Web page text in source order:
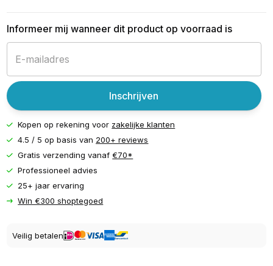
Informeer mij wanneer dit product op voorraad is
Inschrijven
Kopen op rekening voor zakelijke klanten
4.5 / 5 op basis van 200+ reviews
Gratis verzending vanaf€70*
Professioneel advies
25+ jaar ervaring
Win €300 shoptegoed
Veilig betalen